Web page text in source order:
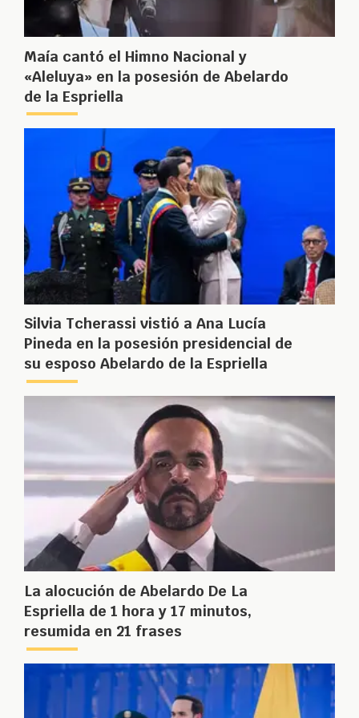
Maía cantó el Himno Nacional y
«Aleluya» en la posesión de Abelardo
de la Espriella
Silvia Tcherassi vistió a Ana Lucía
Pineda en la posesión presidencial de
su esposo Abelardo de la Espriella
La alocución de Abelardo De La
Espriella de 1 hora y 17 minutos,
resumida en 21 frases